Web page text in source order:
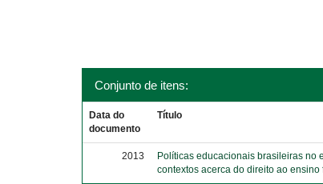
Conjunto de itens:
Data do
documento
Título
2013
Políticas educacionais brasileiras no
contextos acerca do direito ao ensino